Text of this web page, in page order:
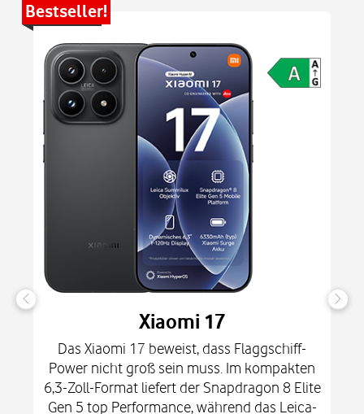
Bestseller!
Xiaomi 17
Das Xiaomi 17 beweist, dass Flaggschiff-
Power nicht groß sein muss. Im kompakten
6,3-Zoll-Format liefert der Snapdragon 8 Elite
Gen 5 top Performance, während das Leica-